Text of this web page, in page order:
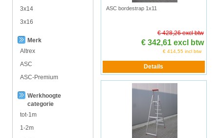
3x14
3x16
Merk
Altrex
ASC
ASC-Premium
Werkhoogte
categorie
tot-1m
1-2m
ASC bordestrap 1x11
€ 428,26 excl btw
€ 342,61 excl btw
€ 414,55 incl btw